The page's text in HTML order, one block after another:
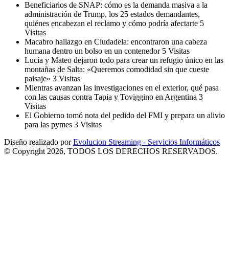
Beneficiarios de SNAP: cómo es la demanda masiva a la
administración de Trump, los 25 estados demandantes,
quiénes encabezan el reclamo y cómo podría afectarte 5
Visitas
Macabro hallazgo en Ciudadela: encontraron una cabeza
humana dentro un bolso en un contenedor 5 Visitas
Lucía y Mateo dejaron todo para crear un refugio único en las
montañas de Salta: «Queremos comodidad sin que cueste
paisaje» 3 Visitas
Mientras avanzan las investigaciones en el exterior, qué pasa
con las causas contra Tapia y Toviggino en Argentina 3
Visitas
El Gobierno tomó nota del pedido del FMI y prepara un alivio
para las pymes 3 Visitas
Diseño realizado porEvolucion Streaming - Servicios Informáticos
© Copyright 2026, TODOS LOS DERECHOS RESERVADOS.